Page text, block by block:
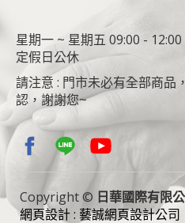
星期一 ~ 星期五 09:00 -
定假日公休
請注意 : 門市未必有全部商品
認，謝謝您~
Copyright © 日華國際有限
網頁設計 : 藝誠網頁設計公司